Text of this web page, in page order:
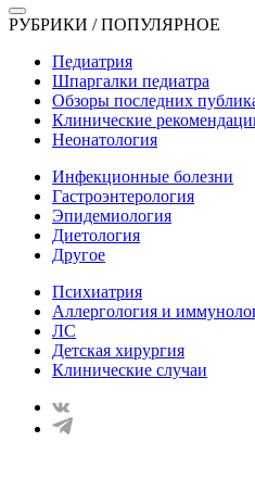
РУБРИКИ / ПОПУЛЯРНОЕ
Педиатрия
Шпаргалки педиатра
Обзоры последних
Клинические
Неонатология
Инфекционные болезни
Гастроэнтерология
Эпидемиология
Диетология
Другое
Психиатрия
Аллергология и
ЛС
Детская хирургия
Клинические случаи